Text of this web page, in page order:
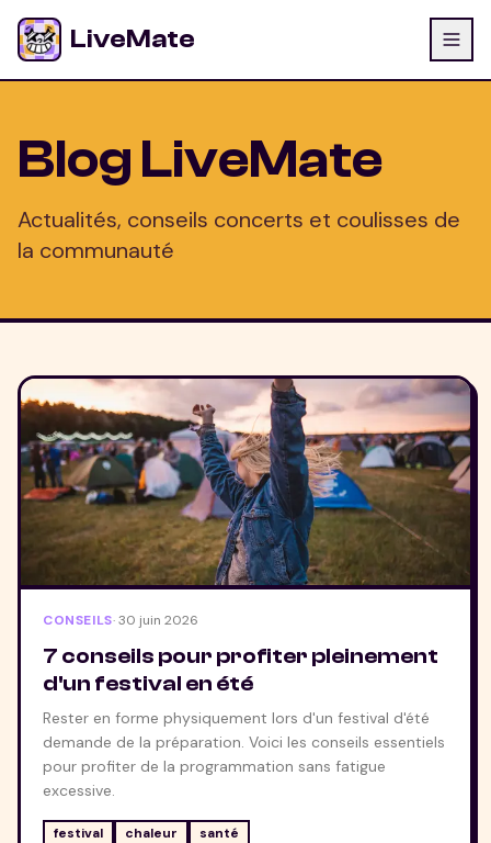
LiveMate
Blog LiveMate
Actualités, conseils concerts et coulisses de
la communauté
CONSEILS·30 juin 2026
7 conseils pour profiter pleinement
d'un festival en été
Rester en forme physiquement lors d'un festival d'été
demande de la préparation. Voici les conseils essentiels
pour profiter de la programmation sans fatigue
excessive.
festival chaleur santé